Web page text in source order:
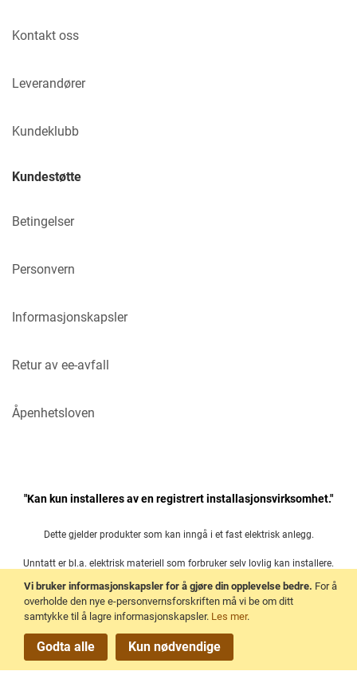
Vi bruker informasjonskapsler for å gjøre din opplevelse bedre. For å
overholde den nye e-personvernsforskriften må vi be om ditt
samtykke til å lagre informasjonskapsler. Les mer.
Godta alle Kun nødvendige
Kontakt oss
Leverandører
Kundeklubb
Kundestøtte
Betingelser
Personvern
Informasjonskapsler
Retur av ee-avfall
Åpenhetsloven
"Kan kun installeres av en registrert installasjonsvirksomhet."
Dette gjelder produkter som kan inngå i et fast elektrisk anlegg.
Unntatt er bl.a. elektrisk materiell som forbruker selv lovlig kan installere.
Les mer her:
Forskrift om elektrisk utstyr § 21
.
Copyright © 2026 Trioweb AS.